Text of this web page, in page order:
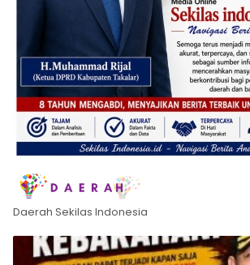
Daerah Sekilas Indonesia